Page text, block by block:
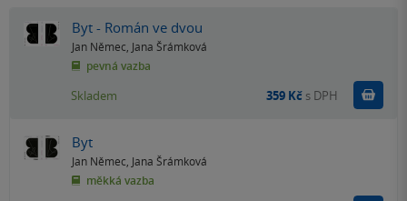
Byt - Román ve dvou
Jan Němec Jana Šrámková
pevná vazba
Skladem 359 Kč s DPH
Byt
Jan Němec Jana Šrámková
měkká vazba